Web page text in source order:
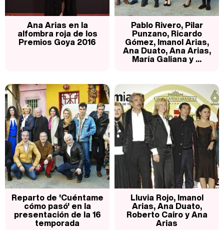
Ana Arias en la
alfombra roja de los
Premios Goya 2016
Pablo Rivero, Pilar
Punzano, Ricardo
Gómez, Imanol Arias,
Ana Duato, Ana Arias,
María Galiana y ...
Reparto de 'Cuéntame
cómo pasó' en la
presentación de la 16
temporada
Lluvia Rojo, Imanol
Arias, Ana Duato,
Roberto Cairo y Ana
Arias